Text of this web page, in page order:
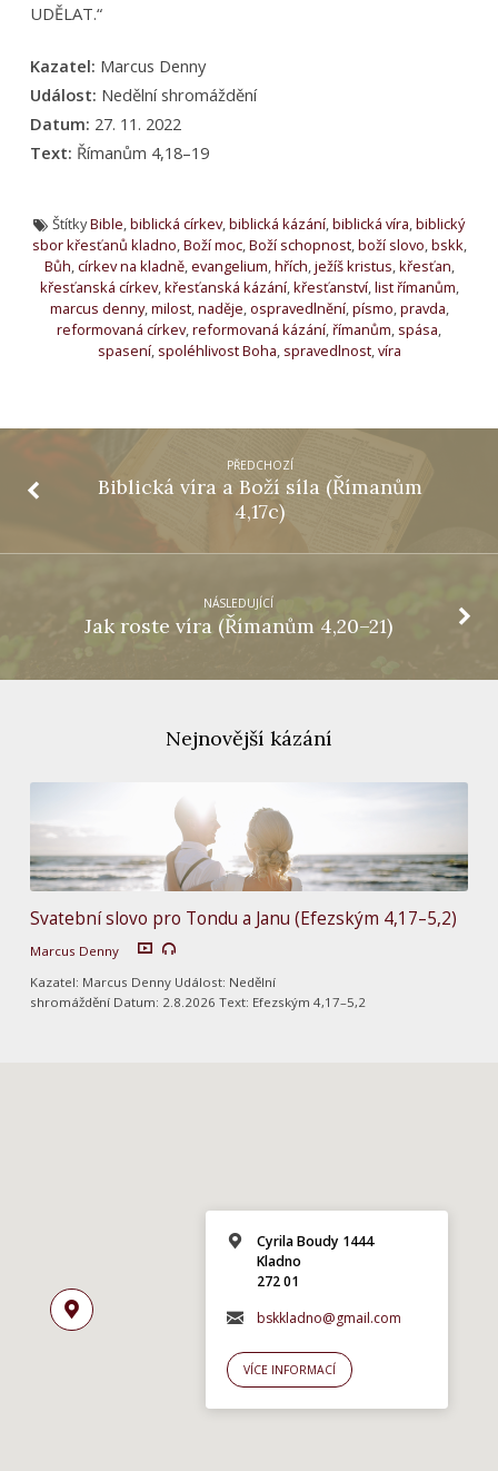
UDĚLAT.“
Kazatel: Marcus Denny
Událost: Nedělní shromáždění
Datum: 27. 11. 2022
Text: Římanům 4,18–19
ŠtítkyBible,biblická církev,biblická kázání,biblická víra,biblický
sbor křesťanů kladno,Boží moc,Boží schopnost,boží slovo,bskk,
Bůh,církev na kladně,evangelium,hřích,ježíš kristus,křesťan,
křesťanská církev,křesťanská kázání,křesťanství,list římanům,
marcus denny,milost,naděje,ospravedlnění,písmo,pravda,
reformovaná církev,reformovaná kázání, římanům, spása,
spasení, spoléhlivost Boha, spravedlnost,víra
PŘEDCHOZÍ
Biblická víra a Boží síla (Římanům
4,17c)
NÁSLEDUJÍCÍ
Jak roste víra (Římanům 4,20–21)
Nejnovější kázání
Svatební slovo pro Tondu a Janu (Efezským 4,17–5,2)
Marcus Denny
Kazatel: Marcus Denny Událost: Nedělní
shromáždění Datum: 2.8.2026 Text: Efezským 4,17–5,2
Cyrila Boudy 1444
Kladno
272 01
bskkladno@gmail.com
VÍCE INFORMACÍ